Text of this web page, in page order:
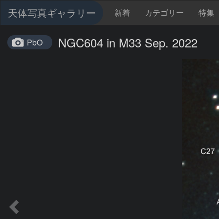
天体写真ギャラリー 新着 カテゴリー 特集
PbO NGC604 in M33 Sep. 2022